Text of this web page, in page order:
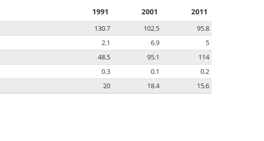
1991 2001 2011
130.7 102.5
95.8
2.1 6.9
5
48.5 95.1
114
0.3 0.1
0.2
20 18.4 15.6